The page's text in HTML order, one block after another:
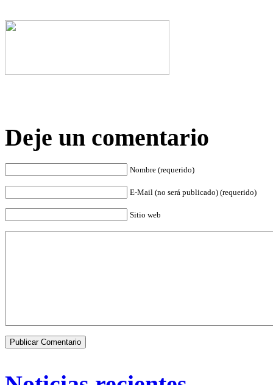
Deje un comentario
Nombre (requerido)
E-Mail (no será publicado) (requerido)
Sitio web